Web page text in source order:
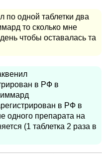
одной таблетки два
то сколько мне
чтобы оставалась та
в РФ в
иммард
в РФ в
одного препарата на
(1 таблетка 2 раза в